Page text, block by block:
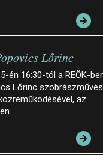
Lőrinc
én 16:30-tól a REÖK-
Lőrinc
az